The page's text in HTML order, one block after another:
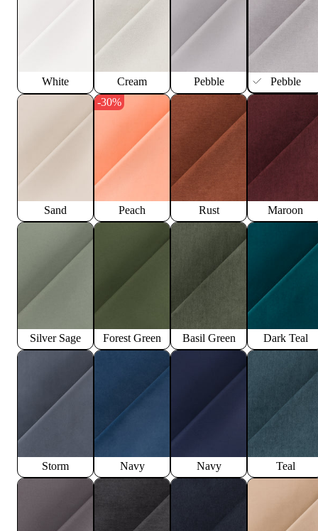
White Cream Pebble Pebble
Sand
-30%
Peach Rust Maroon
Silver Sage Forest Green Basil Green Dark Teal
Storm Navy Navy Teal